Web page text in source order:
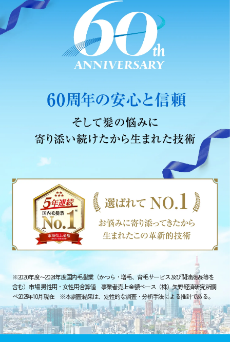
※2020年度〜2024年度国内毛髪業（かつら・増毛、育毛サービス及び関連商品等を
含む）市場 男性用・女性用合算値 事業者売上金額ベース（株）矢野経済研究所調
べ2025年10月現在 ※本調査結果は、定性的な調査・分析手法による推計である。